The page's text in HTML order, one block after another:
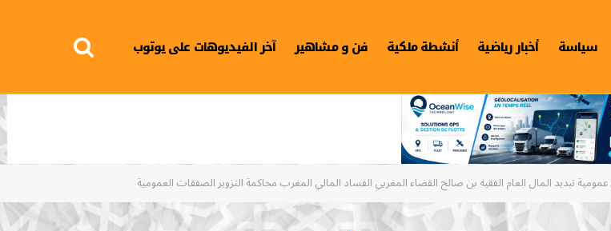
سياسة أخبار رياضية أنشطة ملكية فن و مشاهير آخر الفيديوهات على يوتوب
تبديد المال العام الفقيه بن صالح القضاء المغربي الفساد المالي المغرب محاكمة التزوير الصفقات العمومية